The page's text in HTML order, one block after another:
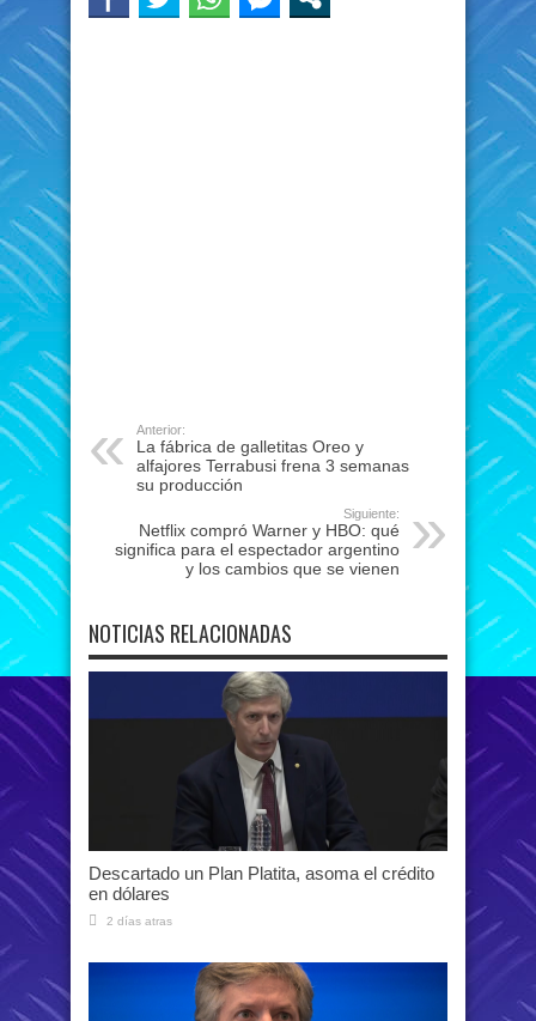
Anterior:
La fábrica de galletitas Oreo y
alfajores Terrabusi frena 3 semanas
su producción
Siguiente:
Netflix compró Warner y HBO: qué
significa para el espectador argentino
y los cambios que se vienen
NOTICIAS RELACIONADAS
Descartado un Plan Platita, asoma el crédito
en dólares
2 días atras